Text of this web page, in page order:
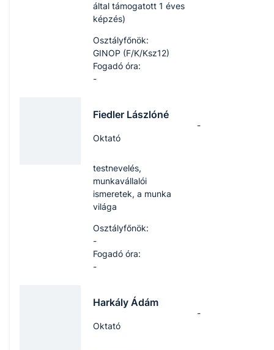
által támogatott 1 éves
képzés)
Osztályfőnök:
GINOP (F/K/Ksz12)
Fogadó óra:
-
Fiedler Lászlóné
Oktató
testnevelés,
munkavállalói
ismeretek, a munka
világa
-
Osztályfőnök:
-
Fogadó óra:
-
Harkály Ádám
Oktató
-